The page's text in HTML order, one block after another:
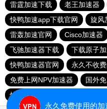
雷霆加速下载
老王加速器
快鸭加速app下载官网
旋风
雷轰加速官网
Cisco加速器
飞驰加速器下载
下载原子
快鸭加速器官网
永久不收
免费上网NPV加速器
国外
快连
永久免费使用的加